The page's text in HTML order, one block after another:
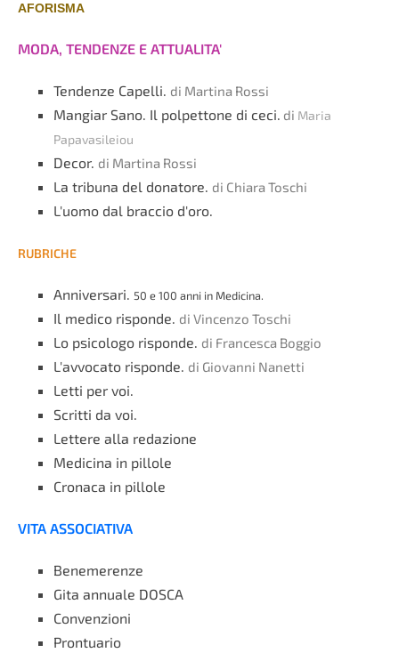
AFORISMA
MODA, TENDENZE E ATTUALITA'
Tendenze Capelli. di Martina Rossi
Mangiar Sano. Il polpettone di ceci. di Maria
Papavasileiou
Decor. di Martina Rossi
La tribuna del donatore. di Chiara Toschi
L'uomo dal braccio d'oro.
RUBRICHE
Anniversari. 50 e 100 anni in Medicina.
Il medico risponde. di Vincenzo Toschi
Lo psicologo risponde. di Francesca Boggio
L'avvocato risponde. di Giovanni Nanetti
Letti per voi.
Scritti da voi.
Lettere alla redazione
Medicina in pillole
Cronaca in pillole
VITA ASSOCIATIVA
Benemerenze
Gita annuale DOSCA
Convenzioni
Prontuario